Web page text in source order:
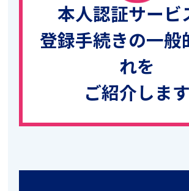
本人認証サービ
登録手続きの一般
れを
ご紹介します